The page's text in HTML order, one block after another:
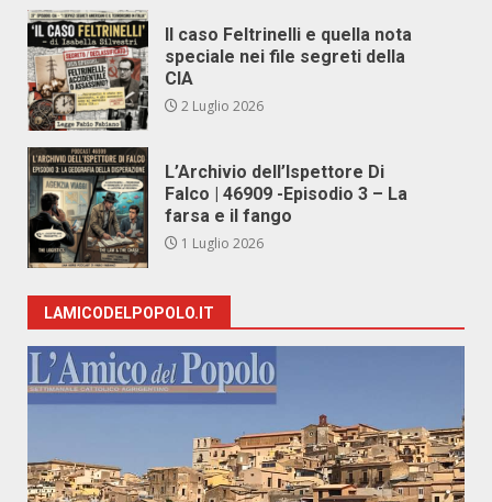
Il caso Feltrinelli e quella nota
speciale nei file segreti della
CIA
2 Luglio 2026
L’Archivio dell’Ispettore Di
Falco | 46909 -Episodio 3 – La
farsa e il fango
1 Luglio 2026
LAMICODELPOPOLO.IT